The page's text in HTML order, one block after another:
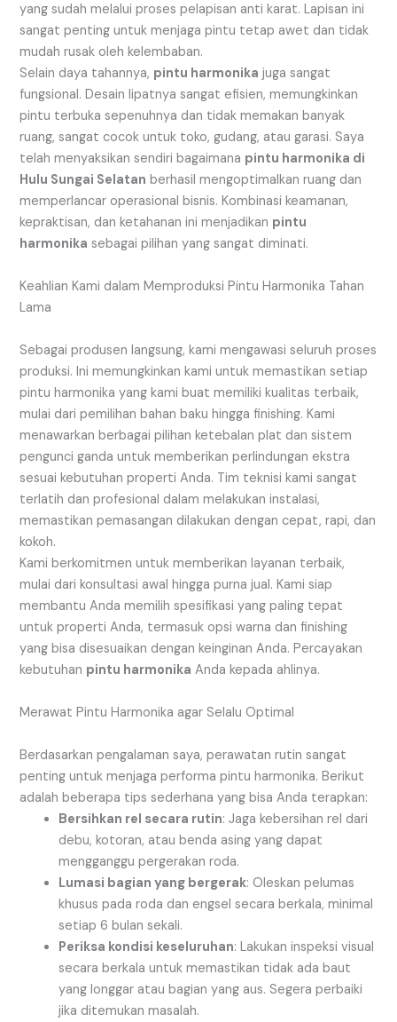
yang sudah melalui proses pelapisan anti karat. Lapisan ini
sangat penting untuk menjaga pintu tetap awet dan tidak
mudah rusak oleh kelembaban.
Selain daya tahannya, pintu harmonika juga sangat
fungsional. Desain lipatnya sangat efisien, memungkinkan
pintu terbuka sepenuhnya dan tidak memakan banyak
ruang, sangat cocok untuk toko, gudang, atau garasi. Saya
telah menyaksikan sendiri bagaimana pintu harmonika di
Hulu Sungai Selatan berhasil mengoptimalkan ruang dan
memperlancar operasional bisnis. Kombinasi keamanan,
kepraktisan, dan ketahanan ini menjadikan pintu
harmonika sebagai pilihan yang sangat diminati.
Keahlian Kami dalam Memproduksi Pintu Harmonika Tahan
Lama
Sebagai produsen langsung, kami mengawasi seluruh proses
produksi. Ini memungkinkan kami untuk memastikan setiap
pintu harmonika yang kami buat memiliki kualitas terbaik,
mulai dari pemilihan bahan baku hingga finishing. Kami
menawarkan berbagai pilihan ketebalan plat dan sistem
pengunci ganda untuk memberikan perlindungan ekstra
sesuai kebutuhan properti Anda. Tim teknisi kami sangat
terlatih dan profesional dalam melakukan instalasi,
memastikan pemasangan dilakukan dengan cepat, rapi, dan
kokoh.
Kami berkomitmen untuk memberikan layanan terbaik,
mulai dari konsultasi awal hingga purna jual. Kami siap
membantu Anda memilih spesifikasi yang paling tepat
untuk properti Anda, termasuk opsi warna dan finishing
yang bisa disesuaikan dengan keinginan Anda. Percayakan
kebutuhan pintu harmonika Anda kepada ahlinya.
Merawat Pintu Harmonika agar Selalu Optimal
Berdasarkan pengalaman saya, perawatan rutin sangat
penting untuk menjaga performa pintu harmonika. Berikut
adalah beberapa tips sederhana yang bisa Anda terapkan:
Bersihkan rel secara rutin: Jaga kebersihan rel dari
debu, kotoran, atau benda asing yang dapat
mengganggu pergerakan roda.
Lumasi bagian yang bergerak: Oleskan pelumas
khusus pada roda dan engsel secara berkala, minimal
setiap 6 bulan sekali.
Periksa kondisi keseluruhan: Lakukan inspeksi visual
secara berkala untuk memastikan tidak ada baut
yang longgar atau bagian yang aus. Segera perbaiki
jika ditemukan masalah.